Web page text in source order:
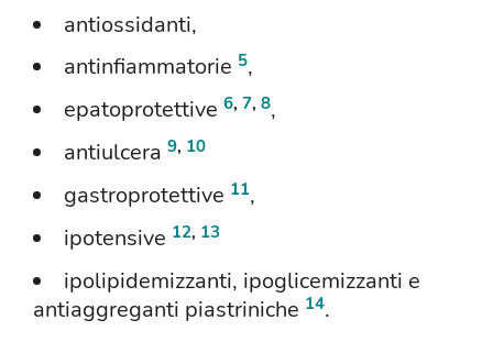
antiossidanti,
antinfiammatorie 5,
epatoprotettive 6, 7, 8,
antiulcera 9, 10
gastroprotettive 11,
ipotensive 12, 13
ipolipidemizzanti, ipoglicemizzanti e
antiaggreganti piastriniche 14.